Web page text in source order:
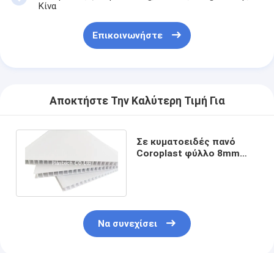
Κίνα
Επικοινωνήστε
Αποκτήστε Την Καλύτερη Τιμή Για
Σε κυματοειδές πανό
Coroplast φύλλο 8mm
Να συνεχίσει